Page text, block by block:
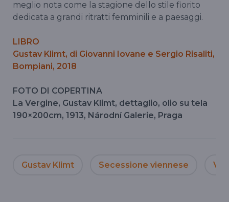
meglio nota come la stagione dello stile fiorito
dedicata a grandi ritratti femminili e a paesaggi.
LIBRO
Gustav Klimt, di Giovanni Iovane e Sergio Risaliti,
Bompiani, 2018
FOTO DI COPERTINA
La Vergine, Gustav Klimt, dettaglio, olio su tela
190×200cm, 1913, Národní Galerie, Praga
Gustav Klimt Secessione viennese